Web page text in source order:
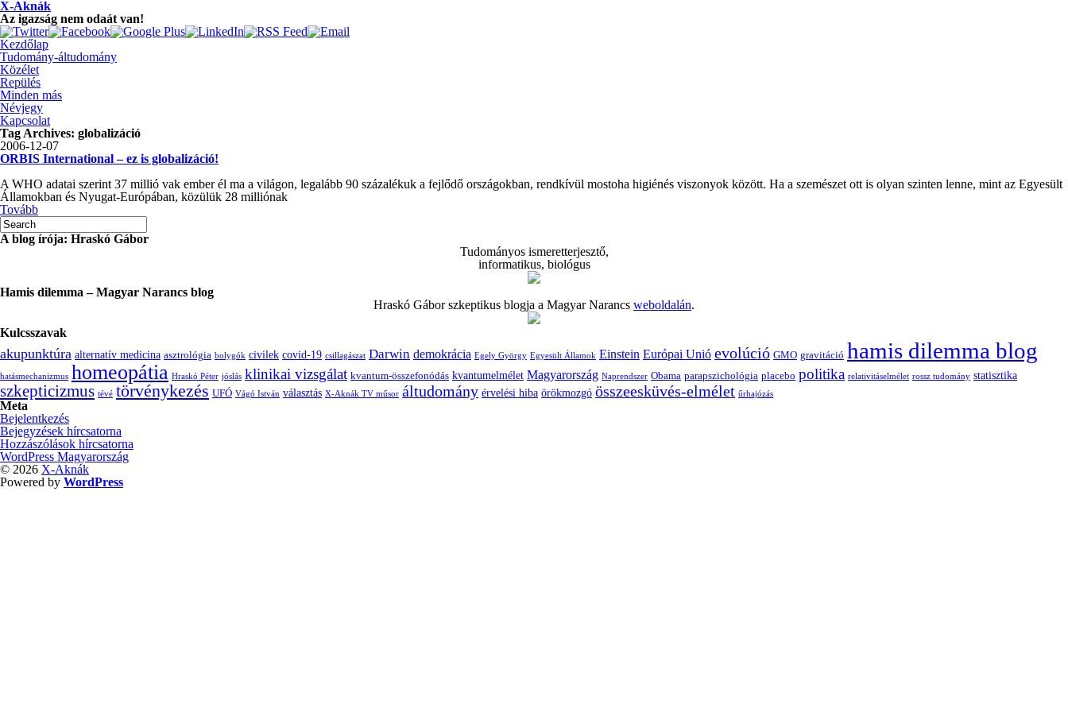
X-Aknák
Az igazság nem odaát van!
Kezdőlap
Tudomány-áltudomány
Közélet
Repülés
Minden más
Névjegy
Kapcsolat
Tag Archives: globalizáció
2006-12-07
ORBIS International – ez is globalizáció!
A WHO adatai szerint 37 millió vak ember él ma a világon, legalább 90 százalékuk a fejlődő országokban, rendkívül mostoha higiénés viszonyok között. Ha a szemészet ott is olyan szinten lenne, mint az Egyesült
Államokban és Nyugat-Európában, közülük 28 milliónak
Tovább
A blog írója: Hraskó Gábor
Tudományos ismeretterjesztő,
informatikus, biológus
Hamis dilemma – Magyar Narancs blog
Hraskó Gábor szkeptikus blogja a Magyar Narancs weboldalán.
Kulcsszavak
akupunktúra alternatív medicina asztrológia bolygók civilek covid-19 csillagászat Darwin demokrácia Egely György Egyesült Államok Einstein Európai Unió evolúció GMO gravitáció hamis dilemma blog
hatásmechanizmus homeopátia Hraskó Péter jóslás klinikai vizsgálat kvantum-összefonódás kvantumelmélet Magyarország Naprendszer Obama parapszichológia placebo politika relativitáselmélet rossz tudomány statisztika
szkepticizmus tévé törvénykezés UFÓ Vágó István választás X-Aknák TV műsor áltudomány érvelési hiba örökmozgó összeesküvés-elmélet űrhajózás
Meta
Bejelentkezés
Bejegyzések hírcsatorna
Hozzászólások hírcsatorna
WordPress Magyarország
© 2026 X-Aknák
Powered by WordPress